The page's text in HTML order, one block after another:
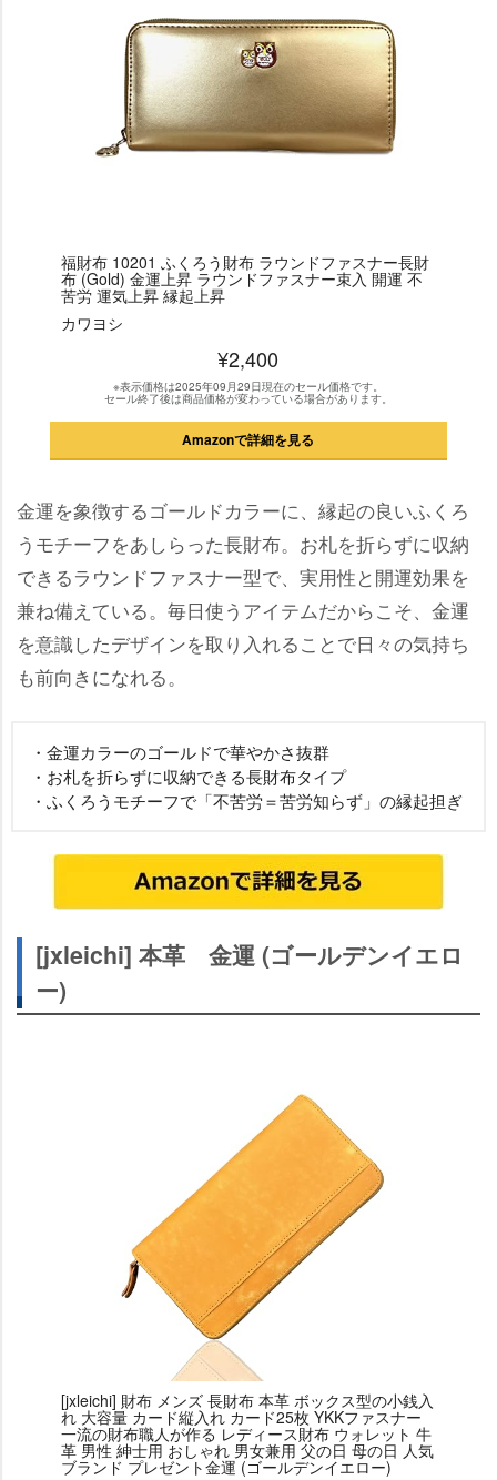
福財布 10201 ふくろう財布 ラウンドファスナー長財
布 (Gold) 金運上昇 ラウンドファスナー束入 開運 不
苦労 運気上昇 縁起上昇
カワヨシ
¥2,400
※表示価格は2025年09月29日現在のセール価格です。
セール終了後は商品価格が変わっている場合があります。
Amazonで詳細を見る
金運を象徴するゴールドカラーに、縁起の良いふくろ
うモチーフをあしらった長財布。お札を折らずに収納
できるラウンドファスナー型で、実用性と開運効果を
兼ね備えている。毎日使うアイテムだからこそ、金運
を意識したデザインを取り入れることで日々の気持ち
も前向きになれる。
・金運カラーのゴールドで華やかさ抜群
・お札を折らずに収納できる長財布タイプ
・ふくろうモチーフで「不苦労＝苦労知らず」の縁起担ぎ
[jxleichi] 本革 金運 (ゴールデンイエロ
ー)
[jxleichi] 財布 メンズ 長財布 本革 ボックス型の小銭入
れ 大容量 カード縦入れ カード25枚 YKKファスナー
一流の財布職人が作る レディース財布 ウォレット 牛
革 男性 紳士用 おしゃれ 男女兼用 父の日 母の日 人気
ブランド プレゼント金運 (ゴールデンイエロー)